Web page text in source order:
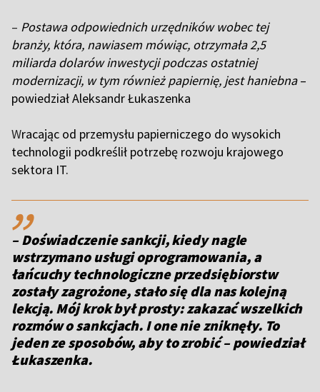
– Postawa odpowiednich urzędników wobec tej
branży, która, nawiasem mówiąc, otrzymała 2,5
miliarda dolarów inwestycji podczas ostatniej
modernizacji, w tym również papiernię, jest haniebna–
powiedział Aleksandr Łukaszenka
Wracając od przemysłu papierniczego do wysokich
technologii podkreślił potrzebę rozwoju krajowego
sektora IT.
,,
– Doświadczenie sankcji, kiedy nagle
wstrzymano usługi oprogramowania, a
łańcuchy technologiczne przedsiębiorstw
zostały zagrożone, stało się dla nas kolejną
lekcją. Mój krok był prosty: zakazać wszelkich
rozmów o sankcjach. I one nie zniknęły. To
jeden ze sposobów, aby to zrobić– powiedział
Łukaszenka.